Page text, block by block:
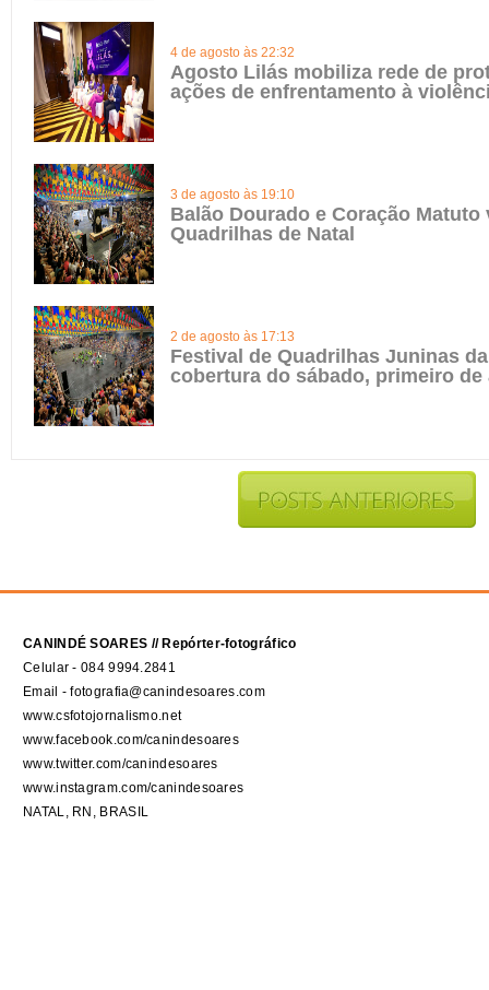
4 de agosto às 22:32
Agosto Lilás mobiliza rede de
ações de enfrentamento à
3 de agosto às 19:10
Balão Dourado e Coração Matuto
Quadrilhas de Natal
2 de agosto às 17:13
Festival de Quadrilhas Juninas
cobertura do sábado, primeiro de
CANINDÉ SOARES // Repórter-fotográfico
Celular - 084 9994.2841
Email - fotografia@canindesoares.com
www.csfotojornalismo.net
www.facebook.com/canindesoares
www.twitter.com/canindesoares
www.instagram.com/canindesoares
NATAL, RN, BRASIL